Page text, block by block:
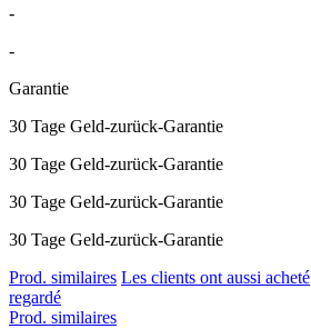
-
-
Garantie
30 Tage Geld-zurück-Garantie
30 Tage Geld-zurück-Garantie
30 Tage Geld-zurück-Garantie
30 Tage Geld-zurück-Garantie
Prod. similaires Les clients ont aussi acheté
regardé
Prod. similaires